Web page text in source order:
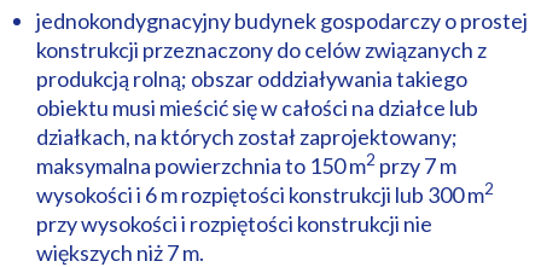
jednokondygnacyjny budynek gospodarczy o prostej
konstrukcji przeznaczony do celów związanych z
produkcją rolną; obszar oddziaływania takiego
obiektu musi mieścić się w całości na działce lub
działkach, na których został zaprojektowany;
maksymalna powierzchnia to 150 m2 przy 7 m
wysokości i 6 m rozpiętości konstrukcji lub 300 m2
przy wysokości i rozpiętości konstrukcji nie
większych niż 7 m.